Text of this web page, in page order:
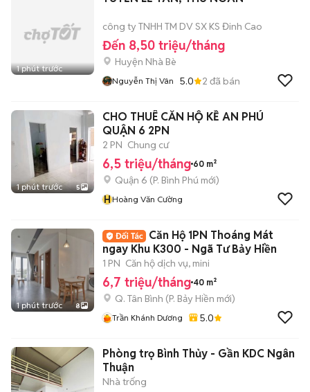
1 phút trước
công ty TNHH TM DV SX KS Đinh Cao
Đến 8,50 triệu/tháng
Huyện Nhà Bè
Nguyễn Thị Vân 5.0 2 đã bán
1 phút trước 5
CHO THUÊ CĂN HỘ KỀ AN PHÚ
QUẬN 6 2PN
2 PN Chung cư
6,5 triệu/tháng 60 m²
Quận 6 (P. Bình Phú mới)
HHoàng Văn Cường
1 phút trước 8
Căn Hộ 1PN Thoáng Mát
ngay Khu K300 - Ngã Tư Bảy Hiền
1 PN Căn hộ dịch vụ, mini
6,7 triệu/tháng 40 m²
Q. Tân Bình (P. Bảy Hiền mới)
Trần Khánh Dương 5.0
Phòng trọ Bình Thủy - Gần KDC Ngân
Thuận
Nhà trống